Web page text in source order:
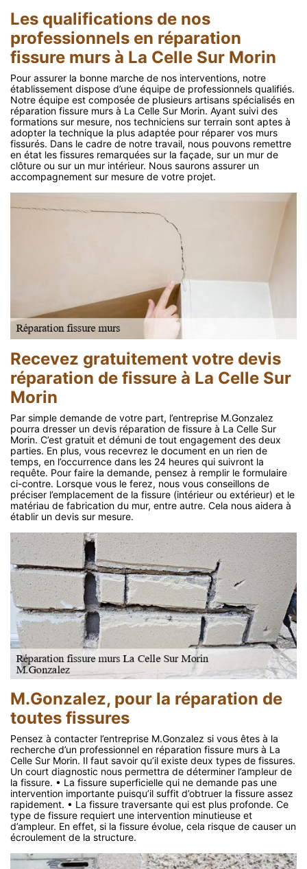
Les qualifications de nos
professionnels en réparation
fissure murs à La Celle Sur Morin
Pour assurer la bonne marche de nos interventions, notre
établissement dispose d’une équipe de professionnels qualifiés.
Notre équipe est composée de plusieurs artisans spécialisés en
réparation fissure murs à La Celle Sur Morin. Ayant suivi des
formations sur mesure, nos techniciens sur terrain sont aptes à
adopter la technique la plus adaptée pour réparer vos murs
fissurés. Dans le cadre de notre travail, nous pouvons remettre
en état les fissures remarquées sur la façade, sur un mur de
clôture ou sur un mur intérieur. Nous saurons assurer un
accompagnement sur mesure de votre projet.
Recevez gratuitement votre devis
réparation de fissure à La Celle Sur
Morin
Par simple demande de votre part, l’entreprise M.Gonzalez
pourra dresser un devis réparation de fissure à La Celle Sur
Morin. C’est gratuit et démuni de tout engagement des deux
parties. En plus, vous recevrez le document en un rien de
temps, en l’occurrence dans les 24 heures qui suivront la
requête. Pour faire la demande, pensez à remplir le formulaire
ci-contre. Lorsque vous le ferez, nous vous conseillons de
préciser l’emplacement de la fissure (intérieur ou extérieur) et le
matériau de fabrication du mur, entre autre. Cela nous aidera à
établir un devis sur mesure.
M.Gonzalez, pour la réparation de
toutes fissures
Pensez à contacter l’entreprise M.Gonzalez si vous êtes à la
recherche d’un professionnel en réparation fissure murs à La
Celle Sur Morin. Il faut savoir qu’il existe deux types de fissures.
Un court diagnostic nous permettra de déterminer l’ampleur de
la fissure. • La fissure superficielle qui ne demande pas une
intervention importante puisqu’il suffit d’obtruer la fissure assez
rapidement. • La fissure traversante qui est plus profonde. Ce
type de fissure requiert une intervention minutieuse et
d’ampleur. En effet, si la fissure évolue, cela risque de causer un
écroulement de la structure.